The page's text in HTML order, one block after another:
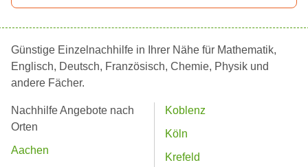
Günstige Einzelnachhilfe in Ihrer Nähe für Mathematik,
Englisch, Deutsch, Französisch, Chemie, Physik und
andere Fächer.
Nachhilfe Angebote nach
Orten
Aachen
Koblenz
Köln
Krefeld